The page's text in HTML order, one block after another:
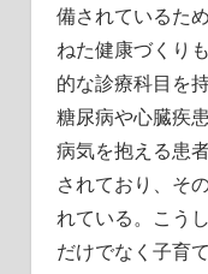
備されているた
ねた健康づくり
的な診療科目を
糖尿病や心臓疾
病気を抱える患
されており、そ
れている。こう
だけでなく子育